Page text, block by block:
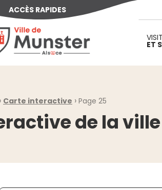
ACCÈS RAPIDES
de Munster (Alsace) Située au cœur de
ET
› Carte interactive › Page 25
de la ville